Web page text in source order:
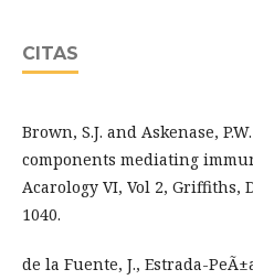
CITAS
Brown, S.J. and Askenase,
components mediating
Acarology VI, Vol 2, Griffiths,
1040.
de la Fuente, J., Estrada-